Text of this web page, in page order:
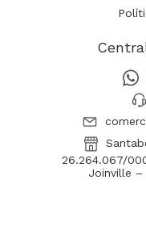
26.264.067/
Joinville –